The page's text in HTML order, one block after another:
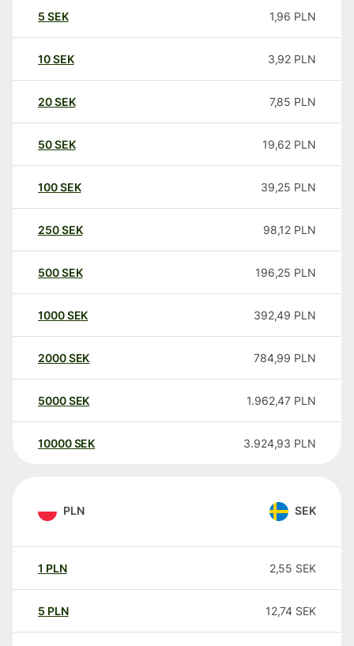
5 SEK 1,96 PLN
10SEK 3,92 PLN
20SEK 7,85 PLN
50SEK 19,62 PLN
100SEK 39,25 PLN
250SEK 98,12 PLN
500SEK 196,25 PLN
1000SEK 392,49 PLN
2000SEK 784,99 PLN
5000SEK 1.962,47 PLN
10000 SEK 3.924,93 PLN
PLN SEK
1 PLN 2,55 SEK
5 PLN 12,74 SEK